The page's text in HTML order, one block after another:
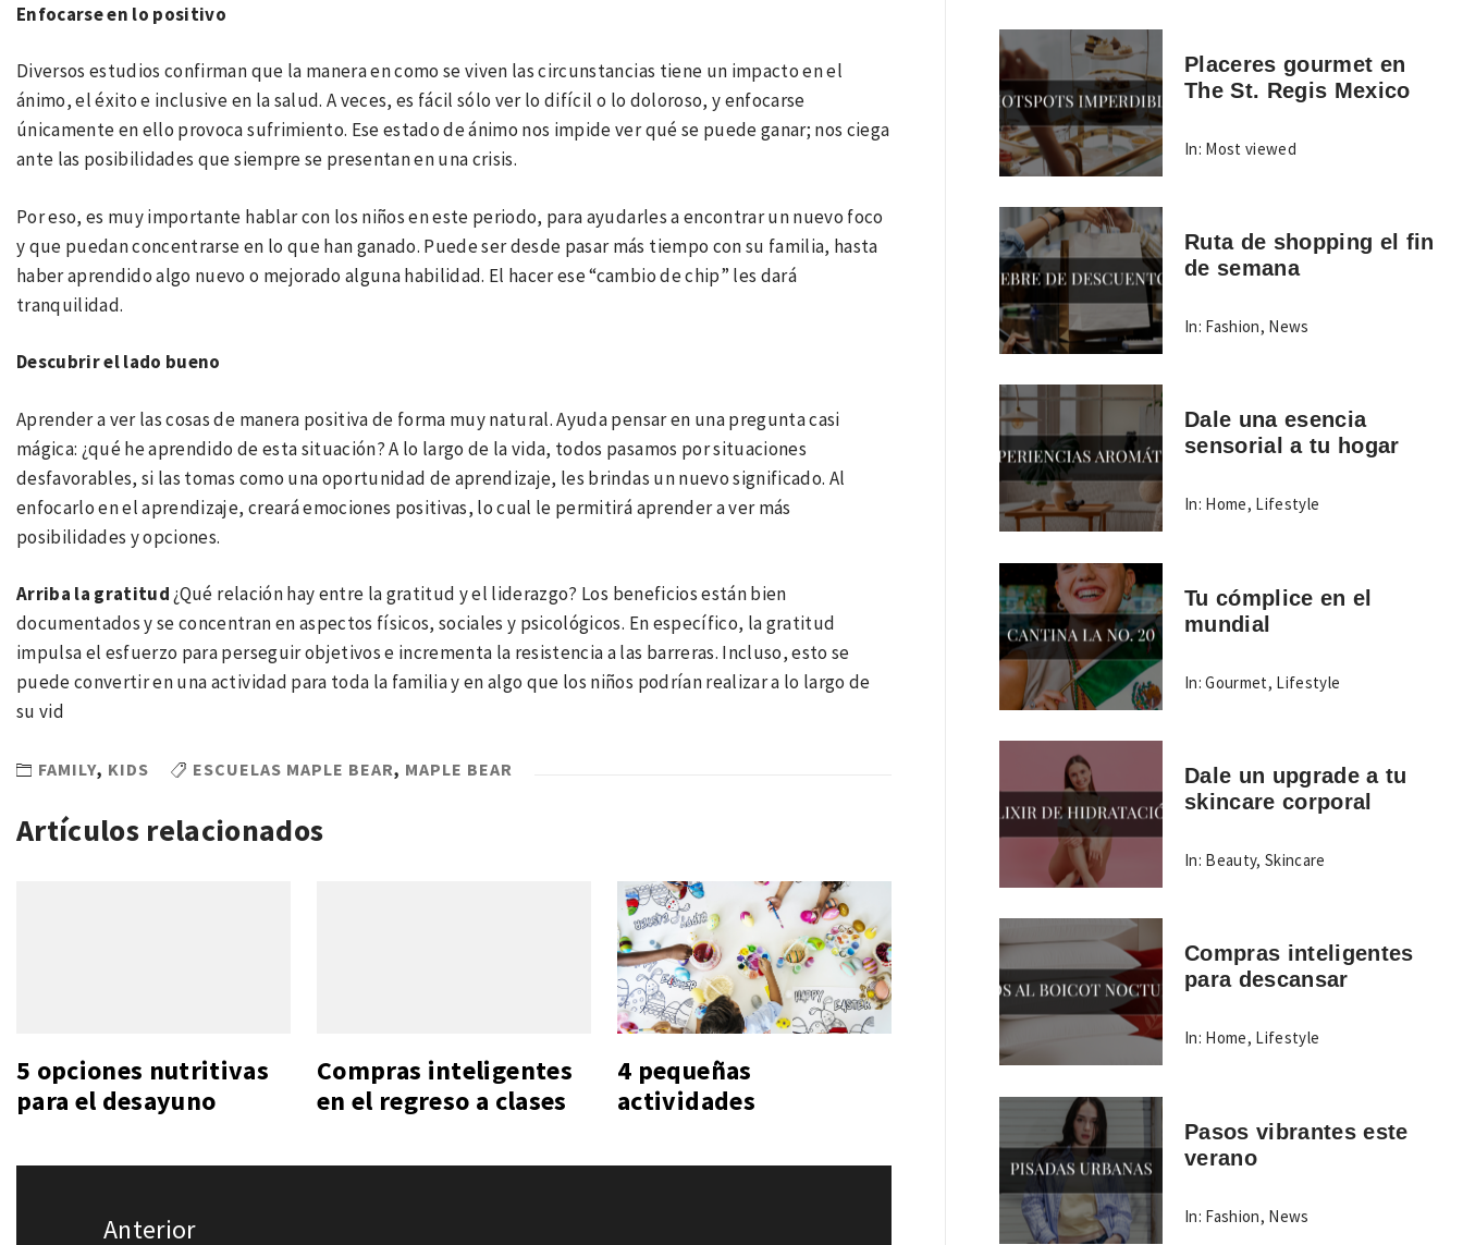
Enfocarse en lo positivo
Diversos estudios confirman que la manera en como se viven las circunstancias tiene un impacto en el
ánimo, el éxito e inclusive en la salud. A veces, es fácil sólo ver lo difícil o lo doloroso, y enfocarse
únicamente en ello provoca sufrimiento. Ese estado de ánimo nos impide ver qué se puede ganar; nos ciega
ante las posibilidades que siempre se presentan en una crisis.
Por eso, es muy importante hablar con los niños en este periodo, para ayudarles a encontrar un nuevo foco
y que puedan concentrarse en lo que han ganado. Puede ser desde pasar más tiempo con su familia, hasta
haber aprendido algo nuevo o mejorado alguna habilidad. El hacer ese “cambio de chip” les dará
tranquilidad.
Descubrir el lado bueno
Aprender a ver las cosas de manera positiva de forma muy natural. Ayuda pensar en una pregunta casi
mágica: ¿qué he aprendido de esta situación? A lo largo de la vida, todos pasamos por situaciones
desfavorables, si las tomas como una oportunidad de aprendizaje, les brindas un nuevo significado. Al
enfocarlo en el aprendizaje, creará emociones positivas, lo cual le permitirá aprender a ver más
posibilidades y opciones.
Arriba la gratitud ¿Qué relación hay entre la gratitud y el liderazgo? Los beneficios están bien
documentados y se concentran en aspectos físicos, sociales y psicológicos. En específico, la gratitud
impulsa el esfuerzo para perseguir objetivos e incrementa la resistencia a las barreras. Incluso, esto se
puede convertir en una actividad para toda la familia y en algo que los niños podrían realizar a lo largo de
su vid
FAMILY, KIDS ESCUELAS MAPLE BEAR, MAPLE BEAR
Artículos relacionados
5 opciones nutritivas
para el desayuno
Compras inteligentes
en el regreso a clases
4 pequeñas
actividades
Anterior
Placeres gourmet en
The St. Regis Mexico
In: Most viewed
Ruta de shopping el fin
de semana
In: Fashion, News
Dale una esencia
sensorial a tu hogar
In: Home, Lifestyle
Tu cómplice en el
mundial
In: Gourmet, Lifestyle
Dale un upgrade a tu
skincare corporal
In: Beauty,Skincare
Compras inteligentes
para descansar
In: Home, Lifestyle
Pasos vibrantes este
verano
In: Fashion, News